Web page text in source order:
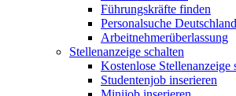
Führungskräfte finden
Personalsuche Deutschland
Arbeitnehmerüberlassung
Stellenanzeige schalten
Kostenlose Stellenanzeige
Studentenjob inserieren